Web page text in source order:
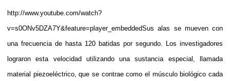
http://www.youtube.com/watch?
v=s0ONv5DZA7Y&feature=player_embeddedSus alas se mueven con
una frecuencia de hasta 120 batidas por segundo. Los investigadores
lograron esta velocidad utilizando una sustancia especial, llamada
material piezoeléctrico, que se contrae como el músculo biológico cada